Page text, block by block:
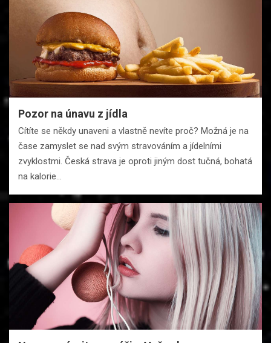
Pozor na únavu z jídla
Cítíte se někdy unaveni a vlastně nevíte proč? Možná je na
čase zamyslet se nad svým stravováním a jídelními
zvyklostmi. Česká strava je oproti jiným dost tučná, bohatá
na kalorie…